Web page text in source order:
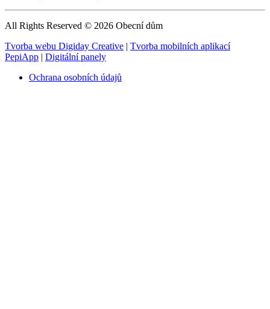
All Rights Reserved © 2026 Obecní dům
Tvorba webu Digiday Creative | Tvorba mobilních aplikací
PepiApp | Digitální panely
Ochrana osobních údajů